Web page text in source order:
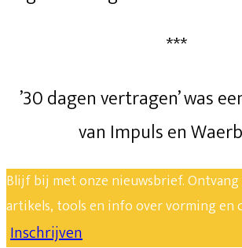
***
’30 dagen vertragen’ was
van Impuls en
Blijf bij met onze nieuwsbrief. Ontvang
artikels, tools en info over vorming en
Inschrijven